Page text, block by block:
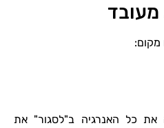
מקום:
כל האנרגיה ב"לסגור" את